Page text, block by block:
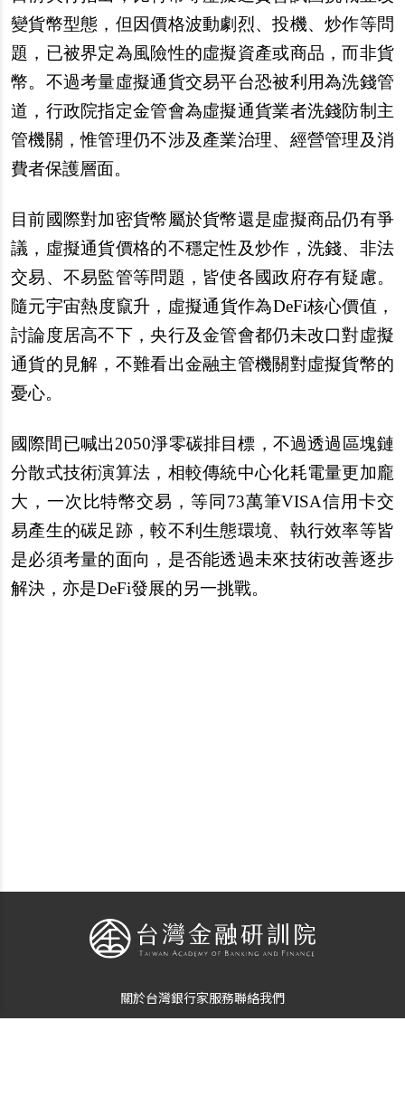
變貨幣型態，但因價格波動劇烈、投機、炒作等問
題，已被界定為風險性的虛擬資產或商品，而非貨
幣。不過考量虛擬通貨交易平台恐被利用為洗錢管
道，行政院指定金管會為虛擬通貨業者洗錢防制主
管機關，惟管理仍不涉及產業治理、經營管理及消
費者保護層面。
目前國際對加密貨幣屬於貨幣還是虛擬商品仍有爭
議，虛擬通貨價格的不穩定性及炒作，洗錢、非法
交易、不易監管等問題，皆使各國政府存有疑慮。
隨元宇宙熱度竄升，虛擬通貨作為DeFi核心價值，
討論度居高不下，央行及金管會都仍未改口對虛擬
通貨的見解，不難看出金融主管機關對虛擬貨幣的
憂心。
國際間已喊出2050淨零碳排目標，不過透過區塊鏈
分散式技術演算法，相較傳統中心化耗電量更加龐
大，一次比特幣交易，等同73萬筆VISA信用卡交
易產生的碳足跡，較不利生態環境、執行效率等皆
是必須考量的面向，是否能透過未來技術改善逐步
解決，亦是DeFi發展的另一挑戰。
關於台灣銀行家服務聯絡我們